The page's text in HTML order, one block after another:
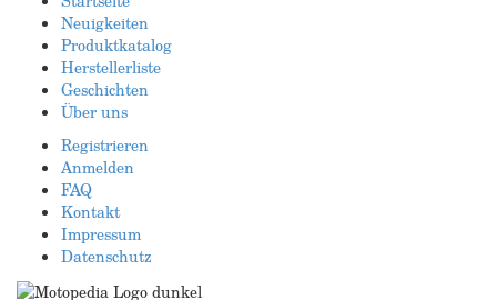
Neuigkeiten
Produktkatalog
Herstellerliste
Geschichten
Über uns
Registrieren
Anmelden
FAQ
Kontakt
Impressum
Datenschutz